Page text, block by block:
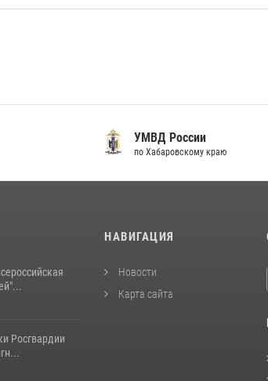
УМВД России
по Хабаровскому краю
Росгвардии
НАВИГАЦИЯ
Новости
Карта сайта